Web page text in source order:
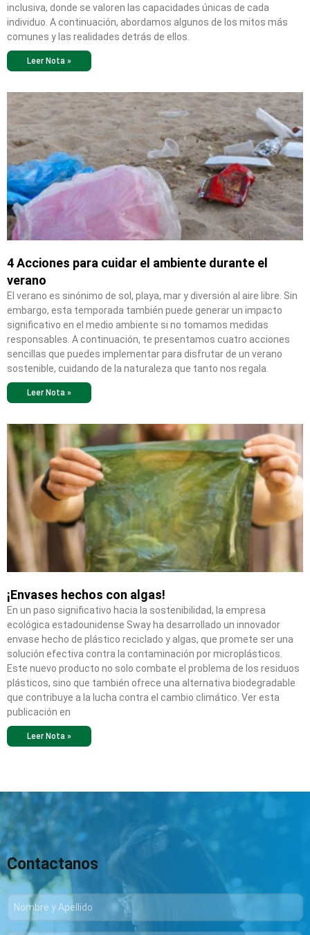
inclusiva, donde se valoren las capacidades únicas de cada
individuo. A continuación, abordamos algunos de los mitos más
comunes y las realidades detrás de ellos.
Leer Nota »
4 Acciones para cuidar el ambiente durante el
verano
El verano es sinónimo de sol, playa, mar y diversión al aire libre. Sin
embargo, esta temporada también puede generar un impacto
significativo en el medio ambiente si no tomamos medidas
responsables. A continuación, te presentamos cuatro acciones
sencillas que puedes implementar para disfrutar de un verano
sostenible, cuidando de la naturaleza que tanto nos regala.
Leer Nota »
¡Envases hechos con algas!
En un paso significativo hacia la sostenibilidad, la empresa
ecológica estadounidense Sway ha desarrollado un innovador
envase hecho de plástico reciclado y algas, que promete ser una
solución efectiva contra la contaminación por microplásticos.
Este nuevo producto no solo combate el problema de los residuos
plásticos, sino que también ofrece una alternativa biodegradable
que contribuye a la lucha contra el cambio climático. Ver esta
publicación en
Leer Nota »
Contactanos